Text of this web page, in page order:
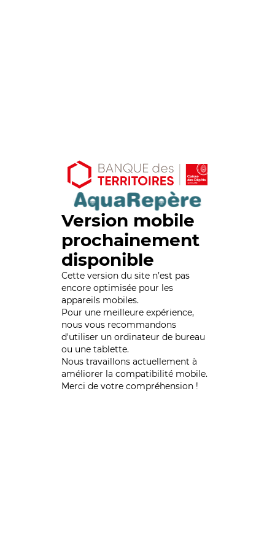
Version mobile
prochainement
disponible
Cette version du site n’est pas
encore optimisée pour les
appareils mobiles.
Pour une meilleure expérience,
nous vous recommandons
d'utiliser un ordinateur de bureau
ou une tablette.
Nous travaillons actuellement à
améliorer la compatibilité mobile.
Merci de votre compréhension !